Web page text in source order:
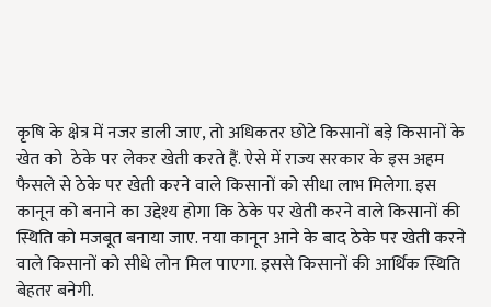
कृषि के क्षेत्र में नजर डाली जाए, तो अधिकतर छोटे किसानों बड़े किसानों के
खेत को ठेके पर लेकर खेती करते हैं. ऐसे में राज्य सरकार के इस अहम
फैसले से ठेके पर खेती करने वाले किसानों को सीधा लाभ मिलेगा. इस
कानून को बनाने का उद्देश्य होगा कि ठेके पर खेती करने वाले किसानों की
स्थिति को मजबूत बनाया जाए. नया कानून आने के बाद ठेके पर खेती करने
वाले किसानों को सीधे लोन मिल पाएगा. इससे किसानों की आर्थिक स्थिति
बेहतर बनेगी.